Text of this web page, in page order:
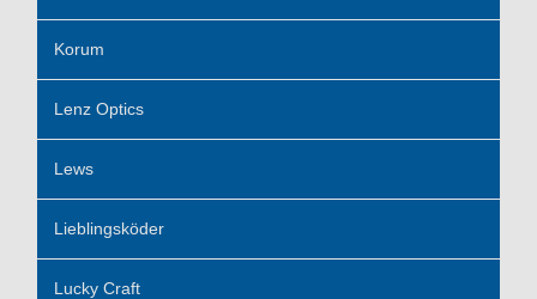
Korum
Lenz Optics
Lews
Lieblingsköder
Lucky Craft